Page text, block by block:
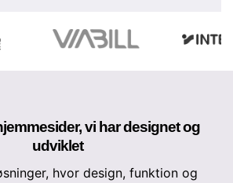
vi har designet og
udviklet
hvor design, funktion og